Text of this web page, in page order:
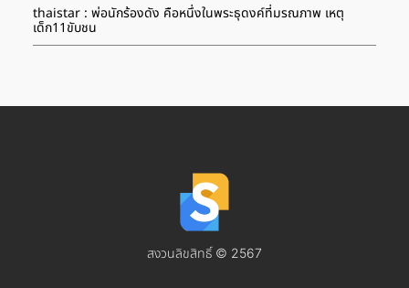
thaistar : พ่อนักร้องดัง คือหนึ่งในพระธุดงค์ที่มรณภาพ เหตุ
เด็ก11ขับชน
สงวนลิขสิทธิ์ © 2567